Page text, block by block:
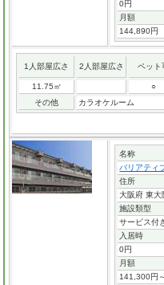
0円
月額
144,890円
1人部屋広さ 2人部屋広さ ペット
11.75㎡
○
その他
カラオケルーム
名称
パリアティ
住所
大阪府 東
施設類型
サービス付
入居時
0円
月額
141,300円